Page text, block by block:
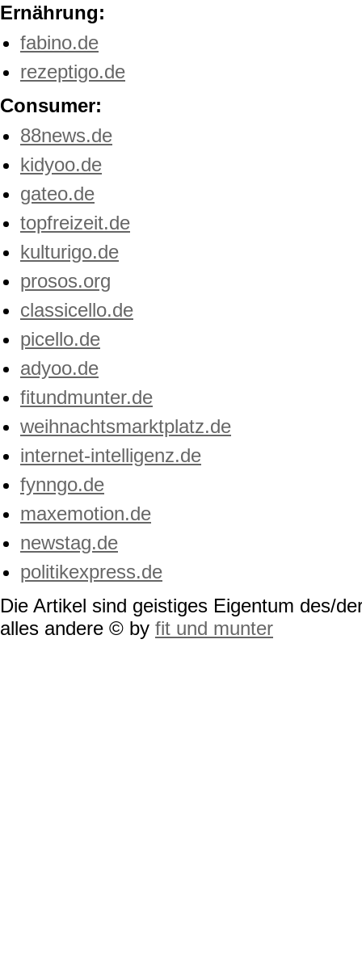
Ernährung:
fabino.de
rezeptigo.de
Consumer:
88news.de
kidyoo.de
gateo.de
topfreizeit.de
kulturigo.de
prosos.org
classicello.de
picello.de
adyoo.de
fitundmunter.de
weihnachtsmarktplatz.de
internet-intelligenz.de
fynngo.de
maxemotion.de
newstag.de
politikexpress.de
Die Artikel sind geistiges Eigentum des/
alles andere © by fit und munter